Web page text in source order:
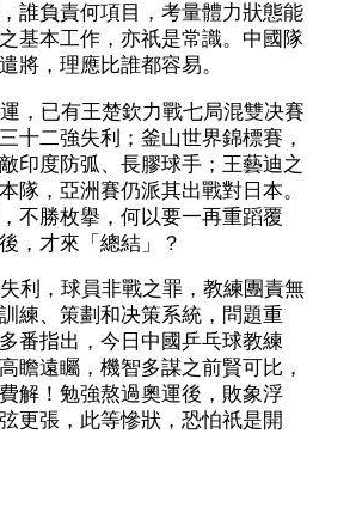
誰負責何項目，考量體力狀態能
基本工作，亦祇是常識。中國隊
將，理應比誰都容易。
已有王楚欽力戰七局混雙决賽
十二強失利；釜山世界錦標賽，
印度防弧、長膠球手；王藝迪之
隊，亞洲賽仍派其出戰對日本。
不勝枚擧，何以要一再重蹈覆
，才來「總結」？
，球員非戰之罪，教練團責無
練、策劃和决策系統，問題重
番指出，今日中國乒乓球教練
瞻遠矚，機智多謀之前賢可比，
解！勉強熬過奧運後，敗象浮
更張，此等慘狀，恐怕祇是開